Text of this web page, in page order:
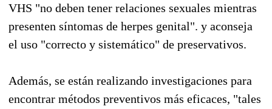
VHS "no deben tener relaciones sexuales mientras
presenten síntomas de herpes genital". y aconseja
el uso "correcto y sistemático" de preservativos.
Además, se están realizando investigaciones para
encontrar métodos preventivos más eficaces, "tales